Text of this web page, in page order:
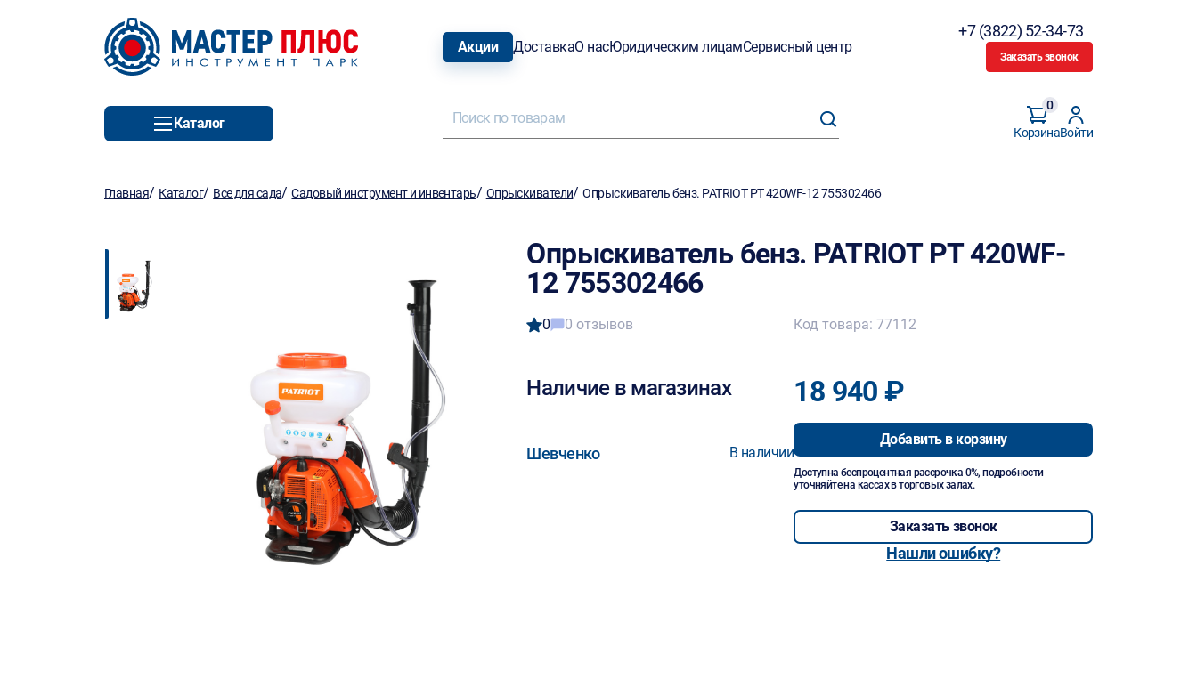
Акции ДоставкаО насЮридическим лицамСервисный центр
+7 (3822) 52-34-73
Заказать звонок
Каталог
Корзина
0
Войти
Главная/ Каталог/ Все для сада/Садовый инструмент и инвентарь/ Опрыскиватели/Опрыскиватель бенз. PATRIOT PT 420WF-12 755302466
Опрыскиватель бенз. PATRIOT PT 420WF-
12 755302466
0 0 отзывов
Наличие в магазинах
Шевченко В наличии
Код товара: 77112
18 940 ₽
Добавить в корзину
Доступна беспроцентная рассрочка 0%, подробности
уточняйте на кассах в торговых залах.
Заказать звонок
Нашли ошибку?